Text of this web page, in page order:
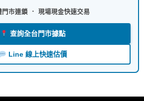
門市連鎖 ． 現場現金快速交易
查詢全台門市據點
Line 線上快速估價